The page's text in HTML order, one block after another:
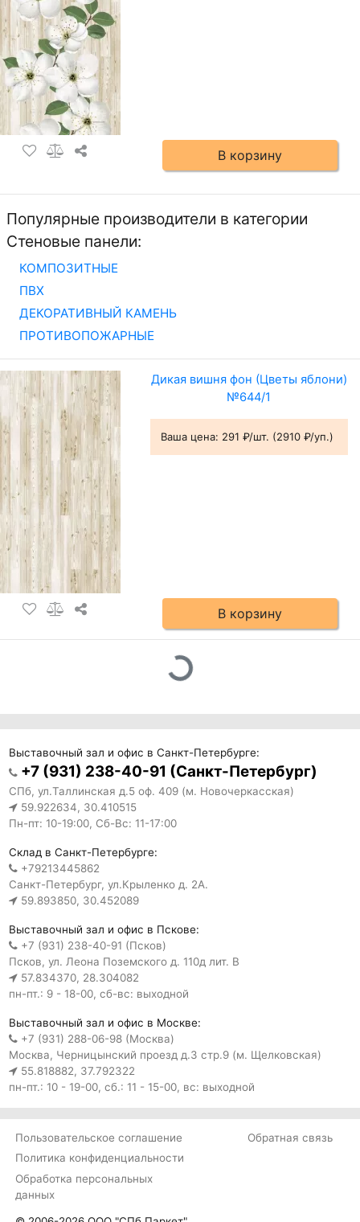
В корзину
Популярные производители в категории
Стеновые панели:
КОМПОЗИТНЫЕ
ПВХ
ДЕКОРАТИВНЫЙ КАМЕНЬ
ПРОТИВОПОЖАРНЫЕ
Дикая вишня фон (Цветы яблони)
№644/1
Ваша цена: 291 ₽/шт. (2910 ₽/уп.)
В корзину
Выставочный зал и офис в Санкт-Петербурге:
+7 (931) 238-40-91 (Санкт-Петербург)
СПб, ул.Таллинская д.5 оф. 409 (м. Новочеркасская)
59.922634, 30.410515
Пн-пт: 10-19:00, Сб-Вс: 11-17:00
Склад в Санкт-Петербурге:
+79213445862
Санкт-Петербург, ул.Крыленко д. 2А.
59.893850, 30.452089
Выставочный зал и офис в Пскове:
+7 (931) 238-40-91 (Псков)
Псков, ул. Леона Поземского д. 110д лит. В
57.834370, 28.304082
пн-пт.: 9 - 18-00, сб-вс: выходной
Выставочный зал и офис в Москве:
+7 (931) 288-06-98 (Москва)
Москва, Черницынский проезд д.3 стр.9 (м. Щелковская)
55.818882, 37.792322
пн-пт.: 10 - 19-00, сб.: 11 - 15-00, вс: выходной
Пользовательское соглашение
Политика конфиденциальности
Обработка персональных
данных
Обратная связь